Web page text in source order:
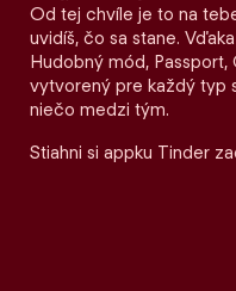
Od tej chvíle je to na
uvidíš, čo sa stane.
Hudobný mód,
vytvorený pre každý typ
niečo medzi tým.
Stiahni si appku Tinder